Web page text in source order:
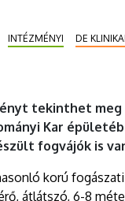
INTÉZMÉNYI DE
tekinthet meg
Kar
fogvájók is
korú
átlátszó, 6-8